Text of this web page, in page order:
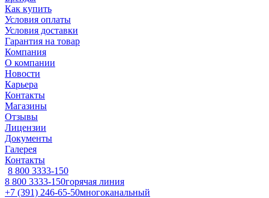
Как купить
Условия оплаты
Условия доставки
Гарантия на товар
Компания
О компании
Новости
Карьера
Контакты
Магазины
Отзывы
Лицензии
Документы
Галерея
Контакты
8 800 3333-150
8 800 3333-150горячая линия
+7 (391) 246-65-50многоканальный